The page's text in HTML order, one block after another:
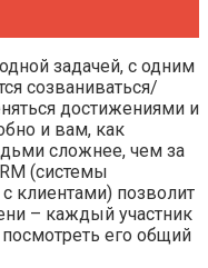
задачей, с одним
созваниваться/
достижениями и
и вам, как
сложнее, чем за
(системы
клиентами) позволит
– каждый участник
его общий